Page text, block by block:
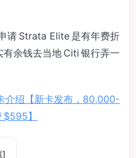
请 Strata Elite 是有年费折
余钱去当地 Citi 银行弄一
介绍【新卡发布，80,000-
】
]